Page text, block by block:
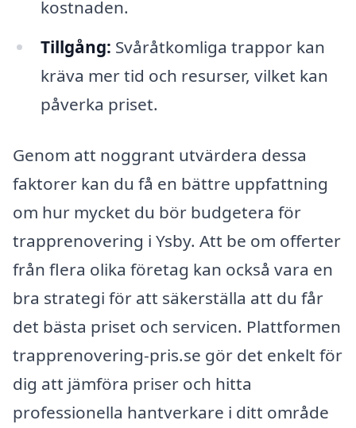
kostnaden.
Tillgång: Svåråtkomliga trappor kan
kräva mer tid och resurser, vilket kan
påverka priset.
Genom att noggrant utvärdera dessa
faktorer kan du få en bättre uppfattning
om hur mycket du bör budgetera för
trapprenovering i Ysby. Att be om offerter
från flera olika företag kan också vara en
bra strategi för att säkerställa att du får
det bästa priset och servicen. Plattformen
trapprenovering-pris.se gör det enkelt för
dig att jämföra priser och hitta
professionella hantverkare i ditt område